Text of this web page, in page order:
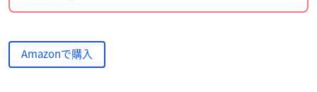
Amazonで購入